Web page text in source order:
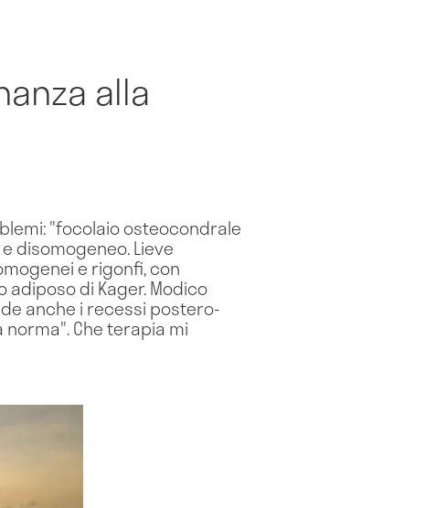
alla
"focolaio osteocondrale
disomogeneo. Lieve
e rigonfi, con
di Kager. Modico
anche i recessi postero-
Che terapia mi